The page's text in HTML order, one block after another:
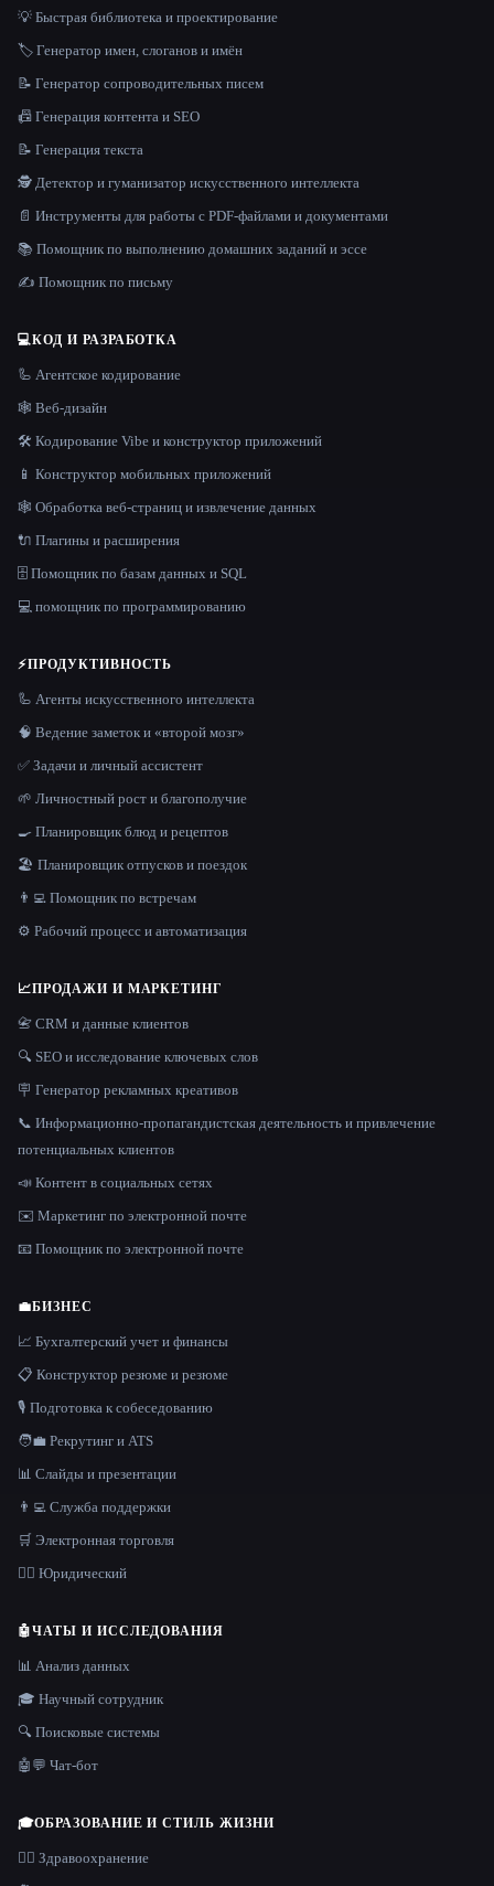
💡 Быстрая библиотека и проектирование
🏷️ Генератор имен, слоганов и имён
📝 Генератор сопроводительных писем
📠 Генерация контента и SEO
📝 Генерация текста
🕵️ Детектор и гуманизатор искусственного интеллекта
📄 Инструменты для работы с PDF-файлами и документами
📚 Помощник по выполнению домашних заданий и эссе
✍️ Помощник по письму
💻КОД И РАЗРАБОТКА
🦾 Агентское кодирование
🕸 Веб-дизайн
🛠️ Кодирование Vibe и конструктор приложений
📱 Конструктор мобильных приложений
🕸️ Обработка веб-страниц и извлечение данных
🔌 Плагины и расширения
🗄️ Помощник по базам данных и SQL
💻 помощник по программированию
⚡ПРОДУКТИВНОСТЬ
🦾 Агенты искусственного интеллекта
🧠 Ведение заметок и «второй мозг»
✅ Задачи и личный ассистент
🌱 Личностный рост и благополучие
🍳 Планировщик блюд и рецептов
🏖 Планировщик отпусков и поездок
👨‍💻 Помощник по встречам
⚙️ Рабочий процесс и автоматизация
📈ПРОДАЖИ И МАРКЕТИНГ
📇 CRM и данные клиентов
🔍 SEO и исследование ключевых слов
🪧 Генератор рекламных креативов
📞 Информационно-пропагандистская деятельность и привлечение
потенциальных клиентов
📣 Контент в социальных сетях
✉️ Маркетинг по электронной почте
📧 Помощник по электронной почте
💼БИЗНЕС
📈 Бухгалтерский учет и финансы
📋 Конструктор резюме и резюме
🎙️ Подготовка к собеседованию
🧑‍💼 Рекрутинг и ATS
📊 Слайды и презентации
👨‍💻 Служба поддержки
🛒 Электронная торговля
👩‍⚖️ Юридический
🤖ЧАТЫ И ИССЛЕДОВАНИЯ
📊 Анализ данных
🎓 Научный сотрудник
🔍 Поисковые системы
🤖💬 Чат-бот
🎓ОБРАЗОВАНИЕ И СТИЛЬ ЖИЗНИ
👩‍⚕️ Здравоохранение